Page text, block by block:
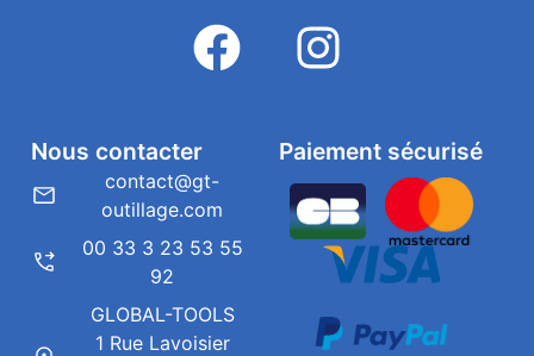
Paiement sécurisé
Nous contacter
contact@gt-
outillage.com
00 33 3 23 53 55
92
GLOBAL-TOOLS
1 Rue Lavoisier